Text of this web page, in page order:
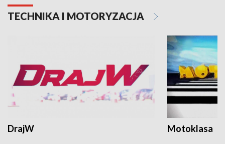
TECHNIKA I MOTORYZACJA
DrajW Motoklasa